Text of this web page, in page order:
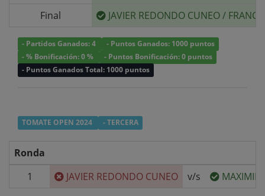
Final
JAVIER REDONDO CUNEO/
- Partidos Ganados: 4
- Puntos Ganados: 1000 puntos
- % Bonificación: 0 %
- Puntos Bonificación: 0 puntos
- Puntos Ganados Total: 1000 puntos
TOMATE OPEN 2024 - TERCERA
Ronda
1
JAVIER REDONDO CUNEO v/s